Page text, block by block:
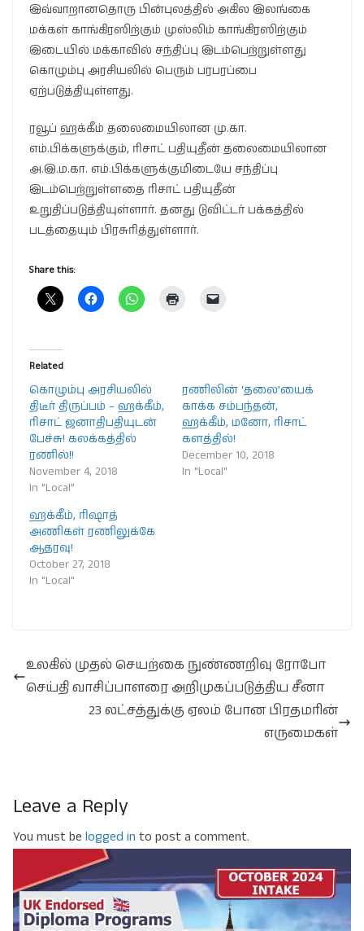
இவ்வாறானதொரு பின்புலத்தில் அகில இலங்கை
மக்கள் காங்கிரஸிற்கும் முஸ்லிம் காங்கிரஸிற்கும்
இடையில் மக்காவில் சந்திப்பு இடம்பெற்றுள்ளது
கொழும்பு அரசியலில் பெரும் பரபரப்பை
ஏற்படுத்தியுள்ளது.
ரவூப் ஹக்கீம் தலைமையிலான மு.கா.
எம்.பிக்களுக்கும், ரிசாட் பதியுதீன் தலைமையிலான
அ.இ.ம.கா. எம்.பிக்களுக்குமிடையே சந்திப்பு
இடம்பெற்றுள்ளதை ரிசாட் பதியுதீன்
உறுதிப்படுத்தியுள்ளார். தனது டுவிட்டர் பக்கத்தில்
படத்தையும் பிரசுரித்துள்ளார்.
Share this:
Related
கொழும்பு அரசியலில்
திடீர் திருப்பம் – ஹக்கீம்,
ரிசாட் ஜனாதிபதியுடன்
பேச்சு! கலக்கத்தில்
ரணில்!!
November 4, 2018
In "Local"
ரணிலின் ‘தலை’யைக்
காக்க சம்பந்தன்,
ஹக்கீம், மனோ, ரிசாட்
களத்தில்!
December 10, 2018
In "Local"
ஹக்கீம், ரிஷாத்
அணிகள் ரணிலுக்கே
ஆதரவு!
October 27, 2018
In "Local"
உலகில் முதல் செயற்கை நுண்ணறிவு ரோபோ
செய்தி வாசிப்பாளரை அறிமுகப்படுத்திய சீனா
23 லட்சத்துக்கு ஏலம் போன பிரதமரின்
எருமைகள்
Leave a Reply
You must be logged in to post a comment.